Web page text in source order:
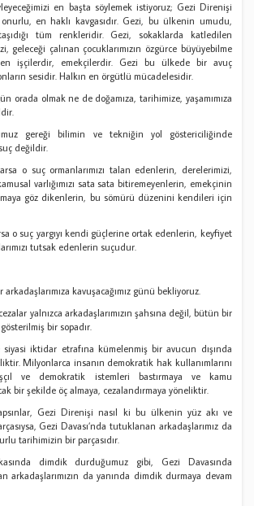
en başta söylemek istiyoruz; Gezi Direnişi
en haklı kavgasıdır. Gezi, bu ülkenin umudu,
tüm renkleridir. Gezi, sokaklarda katledilen
geleceği çalınan çocuklarımızın özgürce büyüyebilme
işçilerdir, emekçilerdir. Gezi bu ülkede bir avuç
sesidir. Halkın en örgütlü mücadelesidir.
orada olmak ne de doğamıza, tarihimize, yaşamımıza
gereği bilimin ve tekniğin yol göstericiliğinde
değildir.
o suç ormanlarımızı talan edenlerin, derelerimizi,
varlığımızı sata sata bitiremeyenlerin, emekçinin
göz dikenlerin, bu sömürü düzenini kendileri için
o suç yargıyı kendi güçlerine ortak edenlerin, keyfiyet
tutsak edenlerin suçudur.
kavuşacağımız günü bekliyoruz.
yalnızca arkadaşlarımızın şahsına değil, bütün bir
bir sopadır.
iktidar etrafına kümelenmiş bir avucun dışında
Milyonlarca insanın demokratik hak kullanımlarını
ve demokratik istemleri bastırmaya ve kamu
bir şekilde öç almaya, cezalandırmaya yöneliktir.
Gezi Direnişi nasıl ki bu ülkenin yüz akı ve
Gezi Davası’nda tutuklanan arkadaşlarımız da
tarihimizin bir parçasıdır.
dimdik durduğumuz gibi, Gezi Davasında
arkadaşlarımızın da yanında dimdik durmaya devam